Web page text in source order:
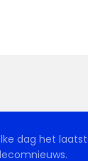
dag het